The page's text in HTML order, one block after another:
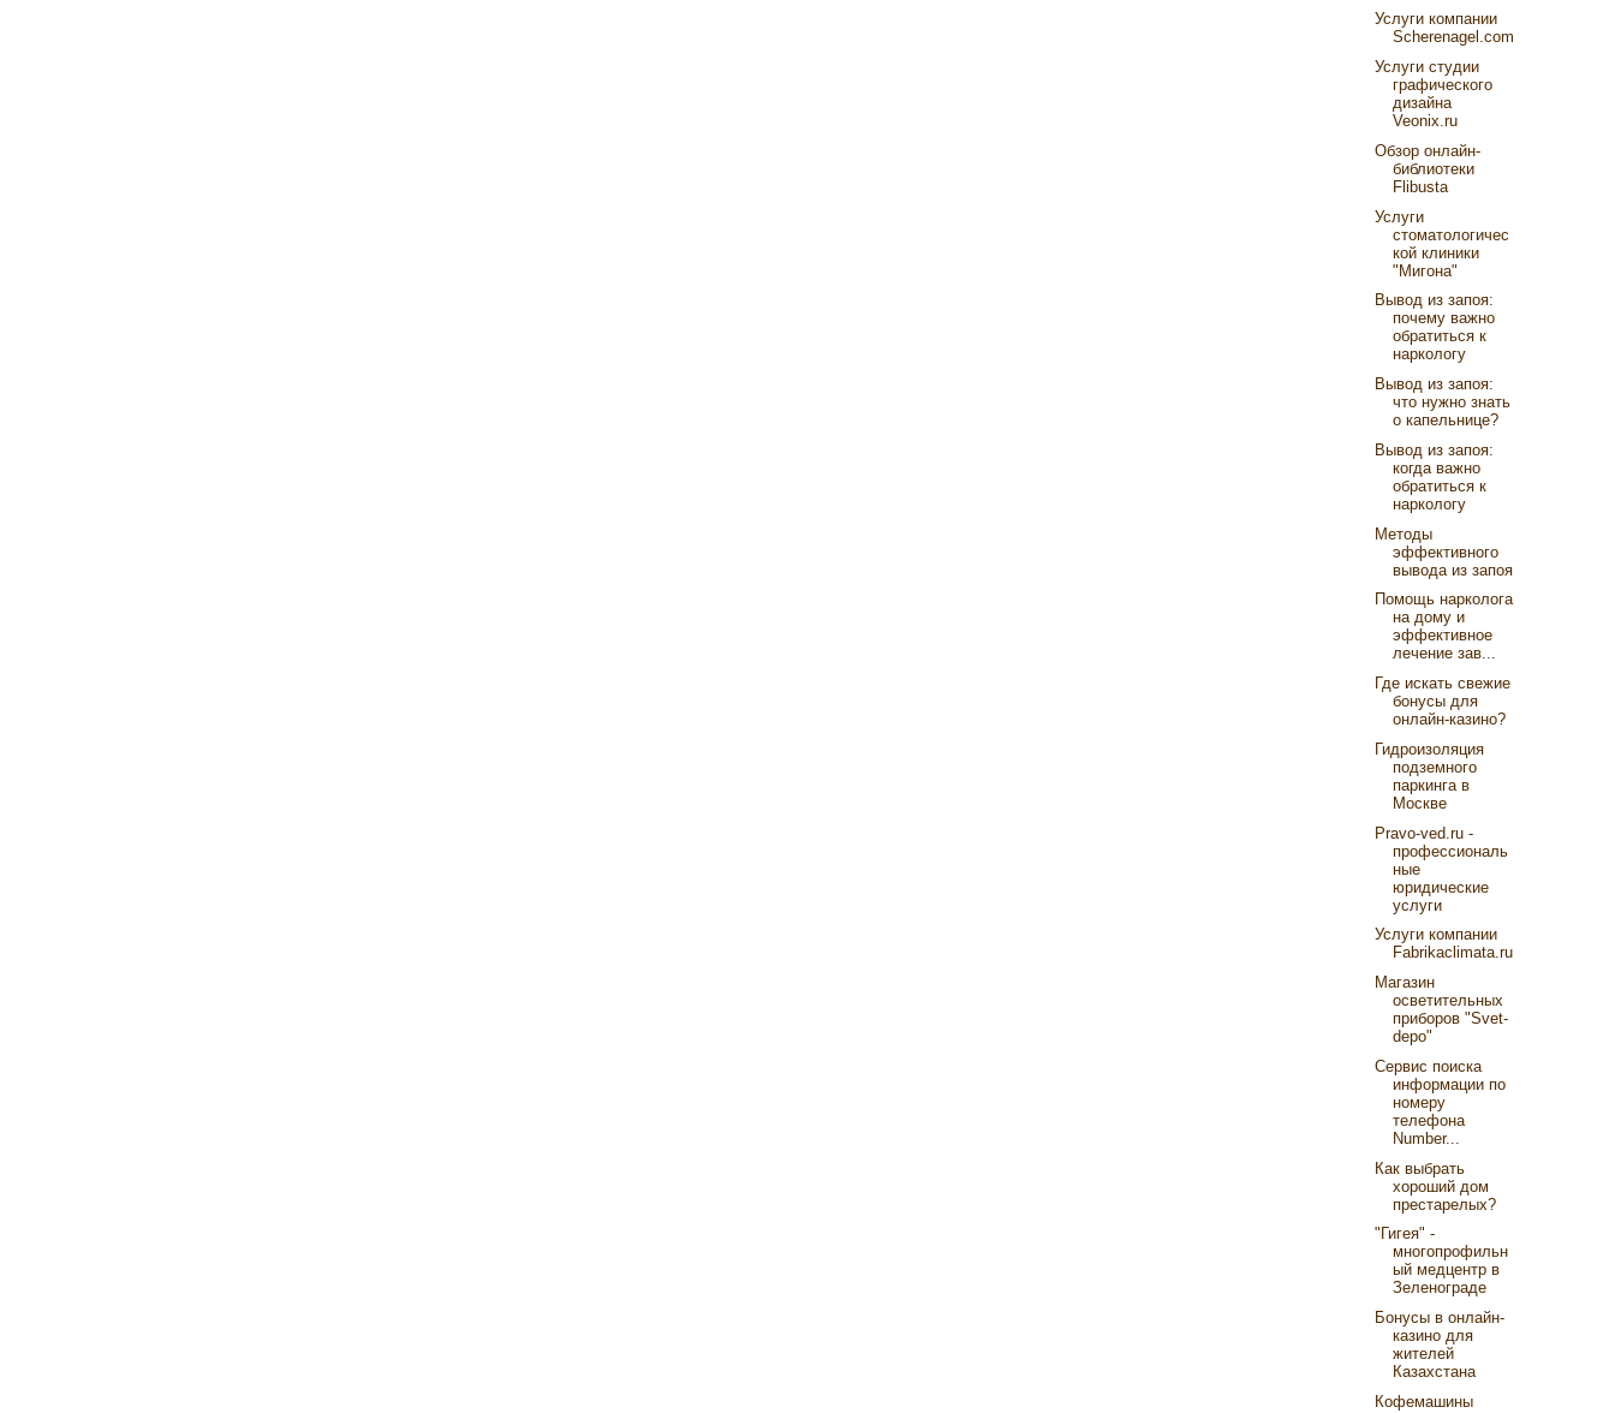
Услуги компании
Scherenagel.com
Услуги студии
графического
дизайна
Veonix.ru
Обзор онлайн-
библиотеки
Flibusta
Услуги
стоматологичес
кой клиники
"Мигона"
Вывод из запоя:
почему важно
обратиться к
наркологу
Вывод из запоя:
что нужно знать
о капельнице?
Вывод из запоя:
когда важно
обратиться к
наркологу
Методы
эффективного
вывода из запоя
Помощь нарколога
на дому и
эффективное
лечение зав...
Где искать свежие
бонусы для
онлайн-казино?
Гидроизоляция
подземного
паркинга в
Москве
Pravo-ved.ru -
профессиональ
ные
юридические
услуги
Услуги компании
Fabrikaclimata.ru
Магазин
осветительных
приборов "Svet-
depo"
Сервис поиска
информации по
номеру
телефона
Number...
Как выбрать
хороший дом
престарелых?
"Гигея" -
многопрофильн
ый медцентр в
Зеленограде
Бонусы в онлайн-
казино для
жителей
Казахстана
Кофемашины